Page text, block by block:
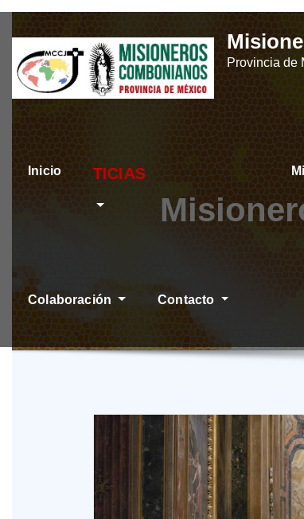
Skip
content
Provincia de
Inicio ÚLTIMAS
Colaboración Contacto